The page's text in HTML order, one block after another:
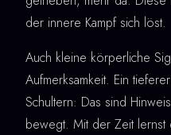
der innere Kampf sich löst.
Auch kleine körperliche
Aufmerksamkeit. Ein
Schultern: Das sind
bewegt. Mit der Zeit